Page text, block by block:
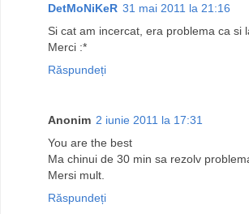
DetMoNiKeR 31 mai 2011 la 21:16
Si cat am incercat, era problema ca si
Merci :*
Răspundeți
Anonim 2 iunie 2011 la 17:31
You are the best
Ma chinui de 30 min sa rezolv
Mersi mult.
Răspundeți